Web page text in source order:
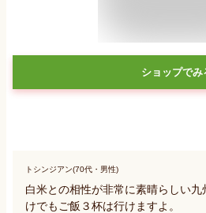
ショップでみ
トシンジアン(70代・男性)
白米との相性が非常に素晴らしい
けでもご飯３杯は行けますよ。